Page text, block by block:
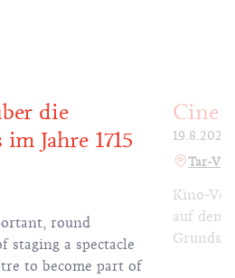
die
Jahre 1715
round
staging a spectacle
to become part of
19.8.2026
Tar-
Kino-
auf dem